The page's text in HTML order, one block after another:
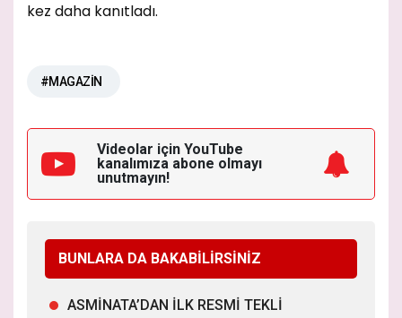
kez daha kanıtladı.
#MAGAZİN
Videolar için YouTube
kanalımıza abone olmayı
unutmayın!
BUNLARA DA BAKABİLİRSİNİZ
ASMİNATA’DAN İLK RESMİ TEKLİ